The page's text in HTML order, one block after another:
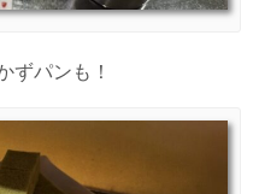
ずパンも！